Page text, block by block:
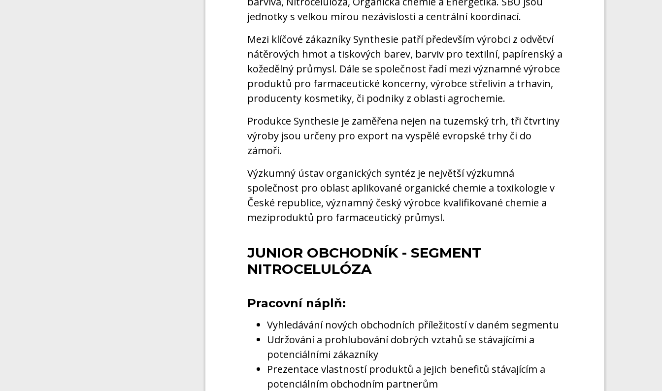
jednotky s velkou mírou nezávislosti a centrální koordinací.
Mezi klíčové zákazníky Synthesie patří především výrobci z odvětví
nátěrových hmot a tiskových barev, barviv pro textilní, papírenský a
kožedělný průmysl. Dále se společnost řadí mezi významné výrobce
produktů pro farmaceutické koncerny, výrobce střelivin a trhavin,
producenty kosmetiky, či podniky z oblasti agrochemie.
Produkce Synthesie je zaměřena nejen na tuzemský trh, tři čtvrtiny
výroby jsou určeny pro export na vyspělé evropské trhy či do
zámoří.
Výzkumný ústav organických syntéz je největší výzkumná
společnost pro oblast aplikované organické chemie a toxikologie v
České republice, významný český výrobce kvalifikované chemie a
meziproduktů pro farmaceutický průmysl.
JUNIOR OBCHODNÍK - SEGMENT
NITROCELULÓZA
Pracovní náplň:
Vyhledávání nových obchodních příležitostí v daném segmentu
Udržování a prohlubování dobrých vztahů se stávajícími a
potenciálními zákazníky
Prezentace vlastností produktů a jejich benefitů stávajícím a
potenciálním obchodním partnerům